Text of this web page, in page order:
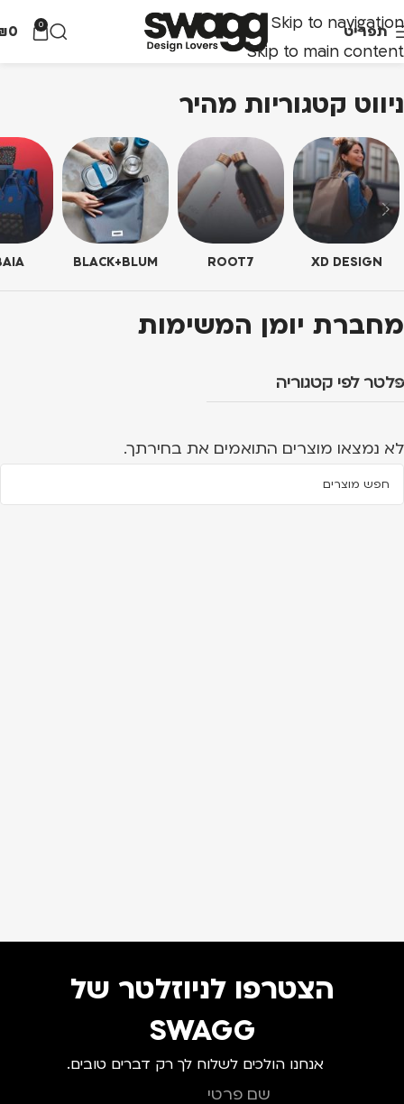
Skip to navigation
Skip to main content
תפריט 0
0
ניווט קטגוריות מהיר
XD DESIGN
ROOT7
BLACK+BLUM
מחברת יומן המשימות
פלטר לפי קטגוריה
לא נמצאו מוצרים התואמים את בחירתך.
הצטרפו לניוזלטר של
SWAGG
אנחנו הולכים לשלוח לך רק דברים טובים.